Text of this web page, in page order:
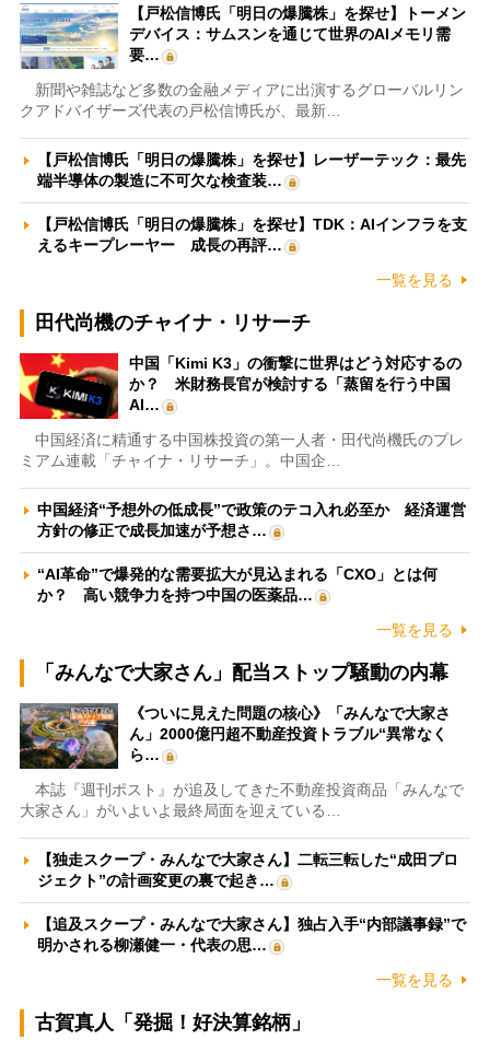
【戸松信博氏「明日の爆騰株」を探せ】トーメン
デバイス：サムスンを通じて世界のAIメモリ需
要…
新聞や雑誌など多数の金融メディアに出演するグローバルリン
クアドバイザーズ代表の戸松信博氏が、最新…
【戸松信博氏「明日の爆騰株」を探せ】レーザーテック：最先
端半導体の製造に不可欠な検査装…
【戸松信博氏「明日の爆騰株」を探せ】TDK：AIインフラを支
えるキープレーヤー 成長の再評…
一覧を見る
田代尚機のチャイナ・リサーチ
中国「Kimi K3」の衝撃に世界はどう対応するの
か？ 米財務長官が検討する「蒸留を行う中国
AI…
中国経済に精通する中国株投資の第一人者・田代尚機氏のプレ
ミアム連載「チャイナ・リサーチ」。中国企…
中国経済“予想外の低成長”で政策のテコ入れ必至か 経済運営
方針の修正で成長加速が予想さ…
“AI革命”で爆発的な需要拡大が見込まれる「CXO」とは何
か？ 高い競争力を持つ中国の医薬品…
一覧を見る
「みんなで大家さん」配当ストップ騒動の内幕
《ついに見えた問題の核心》「みんなで大家さ
ん」2000億円超不動産投資トラブル“異常なく
ら…
本誌『週刊ポスト』が追及してきた不動産投資商品「みんなで
大家さん」がいよいよ最終局面を迎えている…
【独走スクープ・みんなで大家さん】二転三転した“成田プロ
ジェクト”の計画変更の裏で起き…
【追及スクープ・みんなで大家さん】独占入手“内部議事録”で
明かされる柳瀬健一・代表の思…
一覧を見る
古賀真人「発掘！好決算銘柄」